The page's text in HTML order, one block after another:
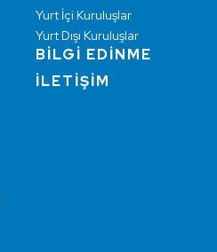
Yurt İçi Kuruluşlar
Yurt Dışı Kuruluşlar
BİLGİ EDİNME
İLETİŞİM